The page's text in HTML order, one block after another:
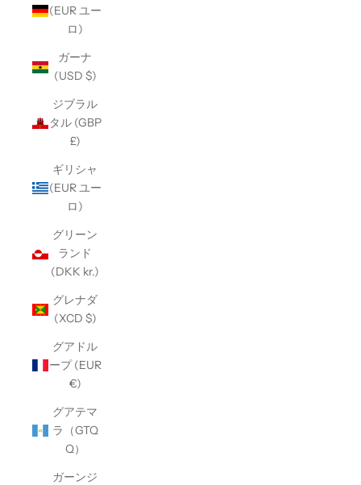
(EUR ユー
ロ)
ガーナ
(USD $)
ジブラル
タル (GBP
£)
ギリシャ
(EUR ユー
ロ)
グリーン
ランド
(DKK kr.)
グレナダ
(XCD $)
グアドル
ープ (EUR
€)
グアテマ
ラ（GTQ
Q）
ガーンジ